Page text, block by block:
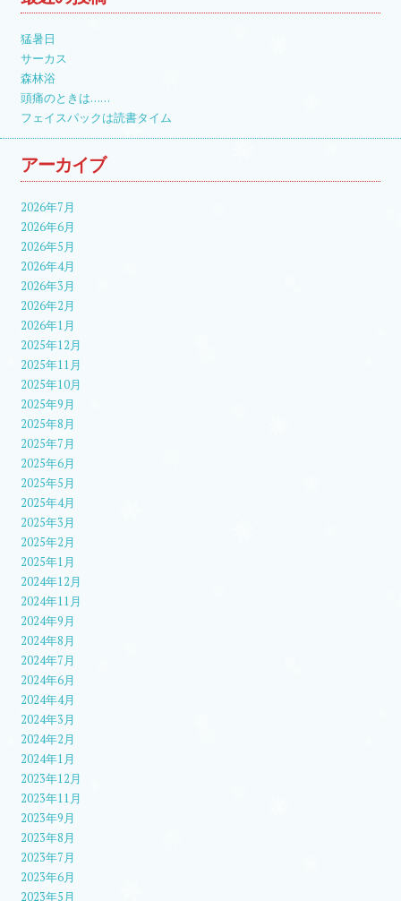
猛暑日
サーカス
森林浴
頭痛のときは……
フェイスパックは読書タイム
アーカイブ
2026年7月
2026年6月
2026年5月
2026年4月
2026年3月
2026年2月
2026年1月
2025年12月
2025年11月
2025年10月
2025年9月
2025年8月
2025年7月
2025年6月
2025年5月
2025年4月
2025年3月
2025年2月
2025年1月
2024年12月
2024年11月
2024年9月
2024年8月
2024年7月
2024年6月
2024年4月
2024年3月
2024年2月
2024年1月
2023年12月
2023年11月
2023年9月
2023年8月
2023年7月
2023年6月
2023年5月